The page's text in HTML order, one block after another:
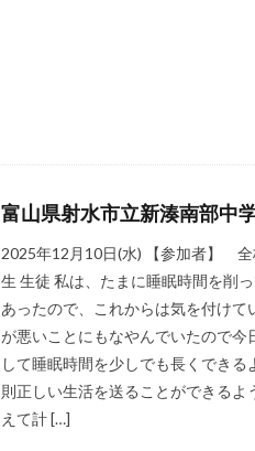
富山県射水市立新湊南部中
2025年12月10日(水) 【参加者】
生 生徒 私は、たまに睡眠時間を削
あったので、これからは気を付けて
が悪いことにもなやんでいたので
して睡眠時間を少しでも長くでき
則正しい生活を送ることができる
えて計 […]